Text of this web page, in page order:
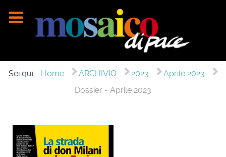
Sei qui: Home ARCHIVIO 2023
Aprile 2023
Dossier - Aprile 2023